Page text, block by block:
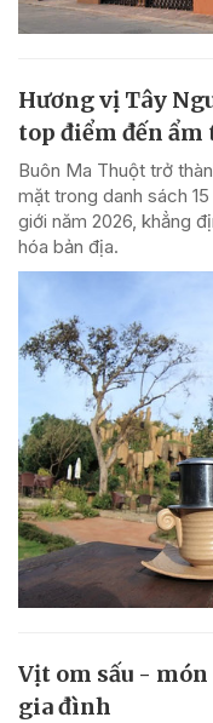
Hương vị Tây
top điểm đến ẩm
Buôn Ma Thuột trở
mặt trong danh sách
giới năm 2026, khẳng
hóa bản địa.
Vịt om sấu - món
gia đình